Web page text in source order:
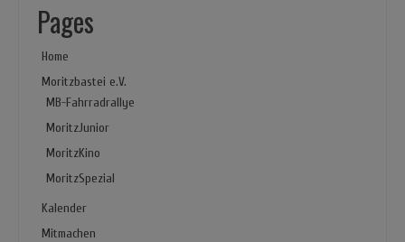
Pages
Home
Moritzbastei e.V.
MB-Fahrradrallye
MoritzJunior
MoritzKino
MoritzSpezial
Kalender
Mitmachen